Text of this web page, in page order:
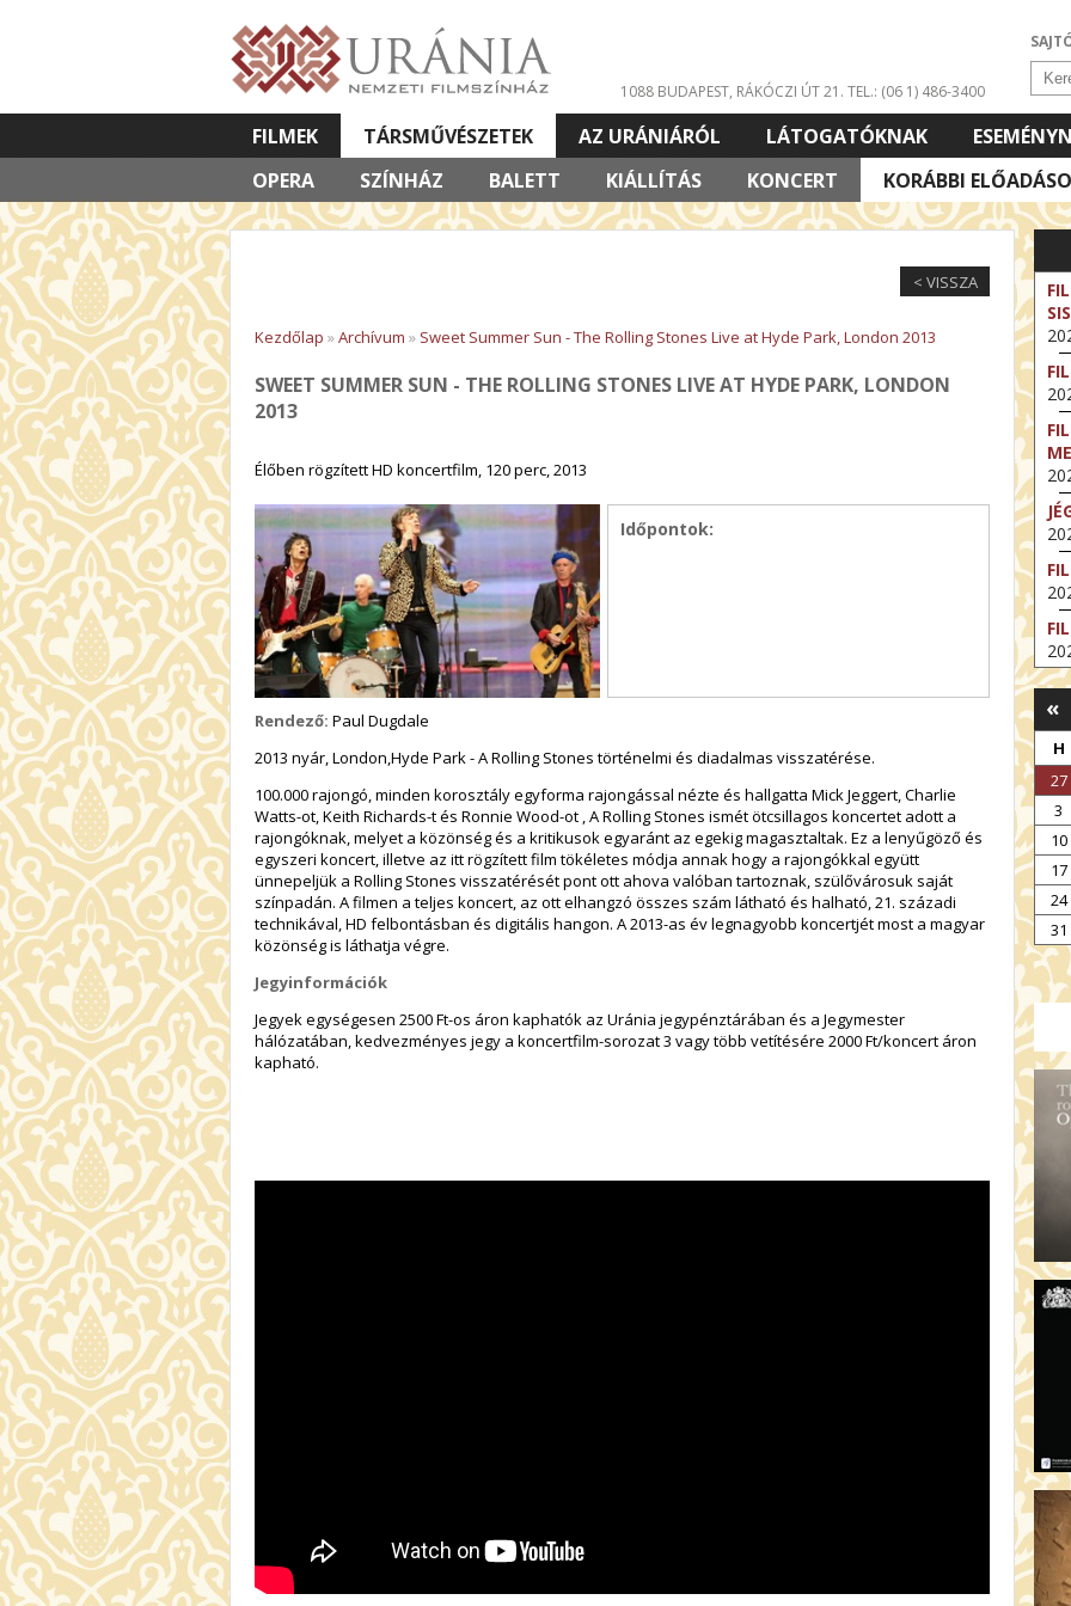
1088 BUDAPEST, RÁKÓCZI ÚT 21. TEL.: (06 1) 486-3400
FILMEK
TÁRSMŰVÉSZETEK
OPERA
SZÍNHÁZ BALETT KIÁLLÍTÁS KONCERT KORÁBBI
AZ URÁNIÁRÓL LÁTOGATÓKNAK
VETÍTETT KÉPES ELŐADÁSOK
< VISSZA
Kezdőlap »Archívum » Sweet Summer Sun - The Rolling Stones Live at Hyde Park, London 2013
SWEET SUMMER SUN - THE ROLLING STONES LIVE AT HYDE PARK, LONDON
2013
Élőben rögzített HD koncertfilm, 120 perc, 2013
Időpontok:
Rendező: Paul Dugdale
2013 nyár, London,Hyde Park - A Rolling Stones történelmi és diadalmas visszatérése.
100.000 rajongó, minden korosztály egyforma rajongással nézte és hallgatta Mick Jeggert, Charlie
Watts-ot, Keith Richards-t és Ronnie Wood-ot , A Rolling Stones ismét ötcsillagos koncertet adott a
rajongóknak, melyet a közönség és a kritikusok egyaránt az egekig magasztaltak. Ez a lenyűgöző és
egyszeri koncert, illetve az itt rögzített film tökéletes módja annak hogy a rajongókkal együtt
ünnepeljük a Rolling Stones visszatérését pont ott ahova valóban tartoznak, szülővárosuk saját
színpadán. A filmen a teljes koncert, az ott elhangzó összes szám látható és halható, 21. századi
technikával, HD felbontásban és digitális hangon. A 2013-as év legnagyobb koncertjét most a magyar
közönség is láthatja végre.
Jegyinformációk
Jegyek egységesen 2500 Ft-os áron kaphatók az Uránia jegypénztárában és a Jegymester
hálózatában, kedvezményes jegy a koncertfilm-sorozat 3 vagy több vetítésére 2000 Ft/koncert áron
kapható.
«
H
27
3
10
17
24
31